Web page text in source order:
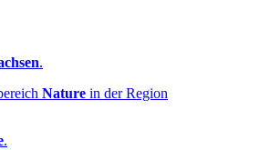
.
Nature in der Region
.